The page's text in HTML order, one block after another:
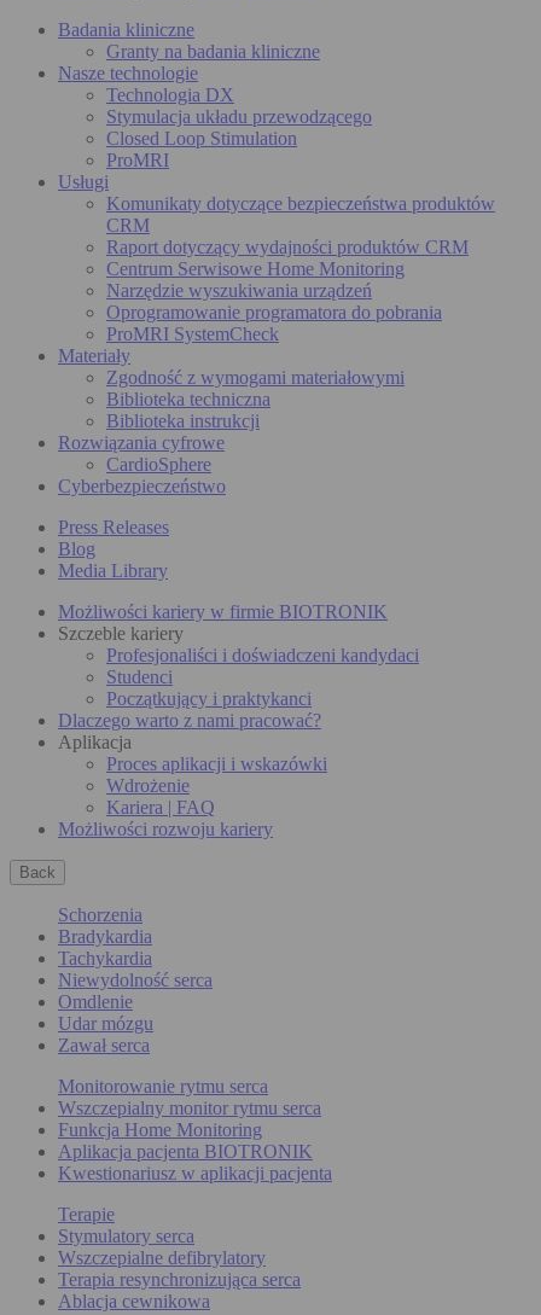
Badania kliniczne
Granty na badania kliniczne
Nasze technologie
Technologia DX
Stymulacja układu przewodzącego
Closed Loop Stimulation
ProMRI
Usługi
Komunikaty dotyczące bezpieczeństwa produktów
CRM
Raport dotyczący wydajności produktów CRM
Centrum Serwisowe Home Monitoring
Narzędzie wyszukiwania urządzeń
Oprogramowanie programatora do pobrania
ProMRI SystemCheck
Materiały
Zgodność z wymogami materiałowymi
Biblioteka techniczna
Biblioteka instrukcji
Rozwiązania cyfrowe
CardioSphere
Cyberbezpieczeństwo
Press Releases
Blog
Media Library
Możliwości kariery w firmie BIOTRONIK
Szczeble kariery
Profesjonaliści i doświadczeni kandydaci
Studenci
Początkujący i praktykanci
Dlaczego warto z nami pracować?
Aplikacja
Proces aplikacji i wskazówki
Wdrożenie
Kariera | FAQ
Możliwości rozwoju kariery
Back
Schorzenia
Bradykardia
Tachykardia
Niewydolność serca
Omdlenie
Udar mózgu
Zawał serca
Monitorowanie rytmu serca
Wszczepialny monitor rytmu serca
Funkcja Home Monitoring
Aplikacja pacjenta BIOTRONIK
Kwestionariusz w aplikacji pacjenta
Terapie
Stymulatory serca
Wszczepialne defibrylatory
Terapia resynchronizująca serca
Ablacja cewnikowa